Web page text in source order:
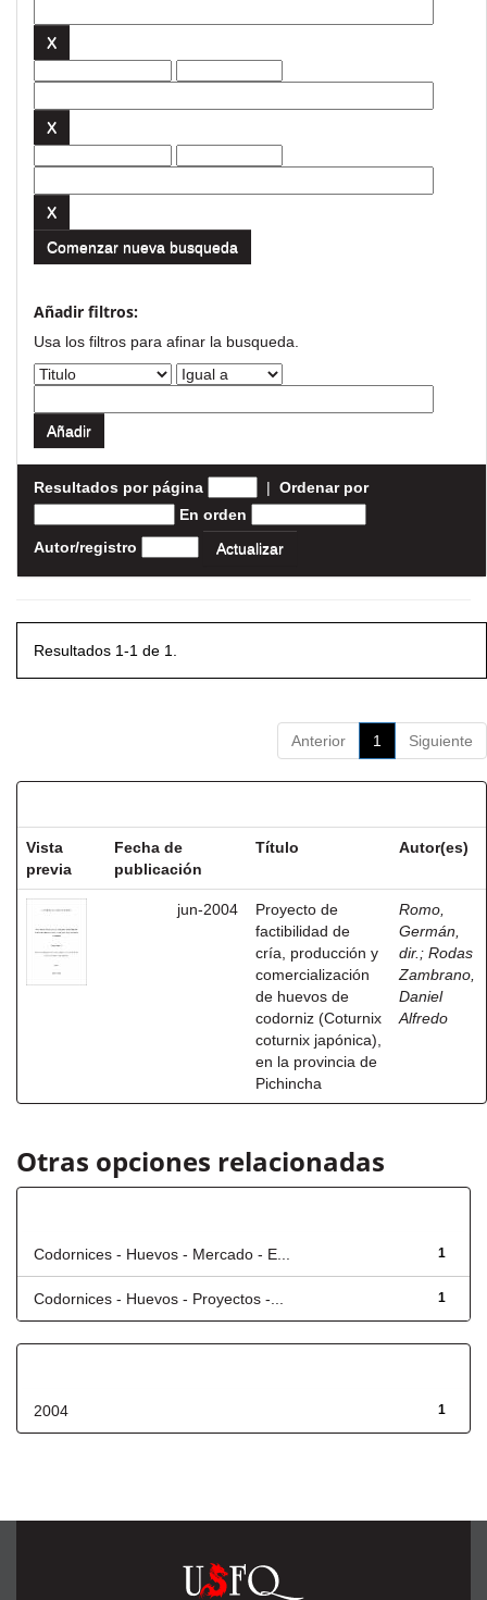
Comenzar nueva busqueda
Añadir filtros:
Usa los filtros para afinar la busqueda.
Resultados por página | Ordenar por
En orden
Autor/registro
Resultados 1-1 de 1.
Anterior 1 Siguiente
Vista
previa
Fecha de
publicación
Título Autor(es)
jun-2004
Proyecto de
factibilidad de
cría, producción y
comercialización
de huevos de
codorniz (Coturnix
coturnix japónica),
en la provincia de
Pichincha
Romo,
Germán,
dir. ; Rodas
Zambrano,
Daniel
Alfredo
Otras opciones relacionadas
1
Codornices - Huevos - Mercado - E...
1
Codornices - Huevos - Proyectos -...
1
2004